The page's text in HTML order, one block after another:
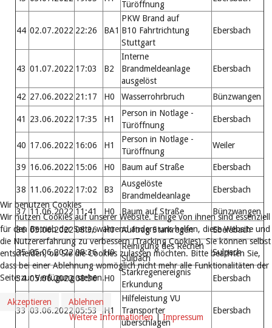
Türöffnung
44 02.07.2022 22:26 BA1
PKW Brand auf
B10 Fahrtrichtung
Stuttgart
Ebersbach
43 01.07.2022 17:03 B2
Interne
Brandmeldeanlage
ausgelöst
Ebersbach
42 27.06.2022 21:17 H0 Wasserrohrbruch Bünzwangen
41 23.06.2022 17:35 H1
Person in Notlage -
Türöffnung
Ebersbach
40 17.06.2022 16:06 H1
Person in Notlage -
Türöffnung
Weiler
39 16.06.2022 15:06 H0 Baum auf Straße Ebersbach
38 11.06.2022 17:02 B3
Ausgelöste
Brandmeldeanlage
Ebersbach
37 11.06.2022 11:41 H0 Baum auf Straße
Bünzwangen
36 05.06.2022 08:36 H0 Auftrag Starkregen Ebersbach
35 05.06.2022 08:36 H0
Reinigung des Rechen
Sulpach
Sulpach
34 05.06.202208:36 H0
Starkregenereignis
Erkundung
Ebersbach
33 03.06.2022 05:53 H1
Hilfeleistung VU
Transporter
überschlagen
Ebersbach
Wir benutzen Cookies
Wir nutzen Cookies auf unserer Website. Einige von ihnen sind essenziell
für den Betrieb der Seite, während andere uns helfen, diese Website und
die Nutzererfahrung zu verbessern (Tracking Cookies). Sie können selbst
entscheiden, ob Sie die Cookies zulassen möchten. Bitte beachten Sie,
dass bei einer Ablehnung womöglich nicht mehr alle Funktionalitäten der
Seite zur Verfügung stehen.
Akzeptieren
Ablehnen
Weitere Informationen|Impressum